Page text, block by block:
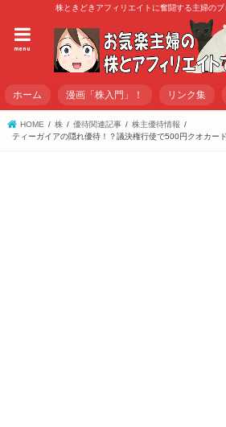
株ときどきアフィリエイトに奮闘する主婦の
menu
ホーム 漫画「株入門」！ リンク集
HOME 株 優待関連記事
株主優待情報
ティーガイアの隠れ優待！？議決権行使で500円クオカー